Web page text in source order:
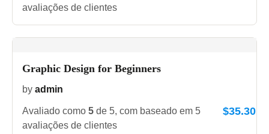
avaliações de clientes
Graphic Design for Beginners
by admin
Avaliado como 5 de 5, com baseado em 5
avaliações de clientes
$35.30